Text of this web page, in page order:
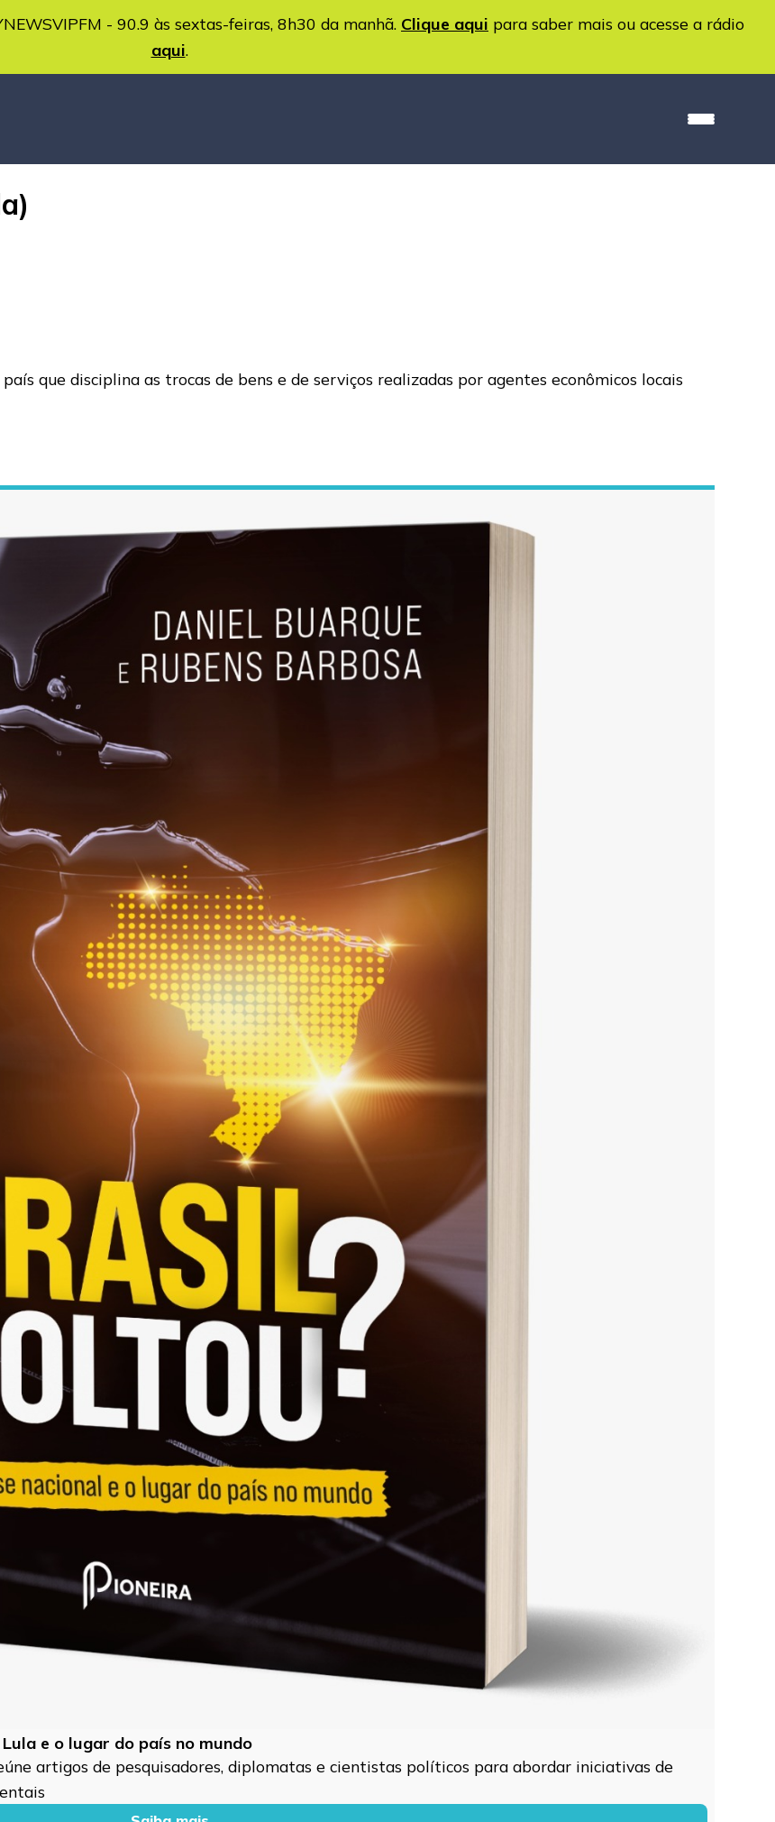
- 90.9 às sextas-feiras, 8h30 da manhã. Clique aqui para saber mais ou acesse a rádio
aqui.
que disciplina as trocas de bens e de serviços realizadas por agentes econômicos locais
e o lugar do país no mundo
artigos de pesquisadores, diplomatas e cientistas políticos para abordar iniciativas de